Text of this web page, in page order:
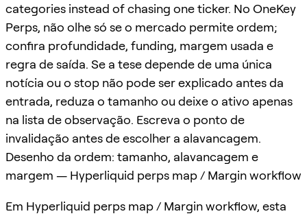
categories instead of chasing one ticker. No OneKey
Perps, não olhe só se o mercado permite ordem;
confira profundidade, funding, margem usada e
regra de saída. Se a tese depende de uma única
notícia ou o stop não pode ser explicado antes da
entrada, reduza o tamanho ou deixe o ativo apenas
na lista de observação. Escreva o ponto de
invalidação antes de escolher a alavancagem.
Desenho da ordem: tamanho, alavancagem e
margem — Hyperliquid perps map / Margin workflow
Em Hyperliquid perps map / Margin workflow, esta